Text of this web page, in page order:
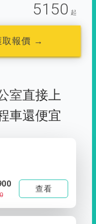
5150 起
取報價 →
室直接上
車還便宜
查看